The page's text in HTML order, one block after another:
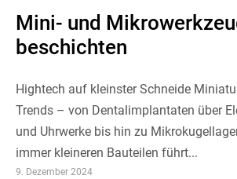
Mini- und
beschichten
Hightech auf kleinster Schneide
Trends – von Dentalimplantaten über
und Uhrwerke bis hin zu
immer kleineren Bauteilen führt...
9. Dezember 2024